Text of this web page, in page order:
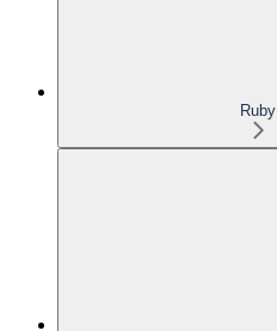
Ruby